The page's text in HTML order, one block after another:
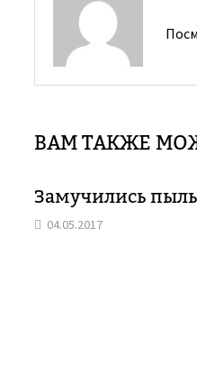
ВАМ ТАКЖЕ
Замучились пыль
04.05.2017